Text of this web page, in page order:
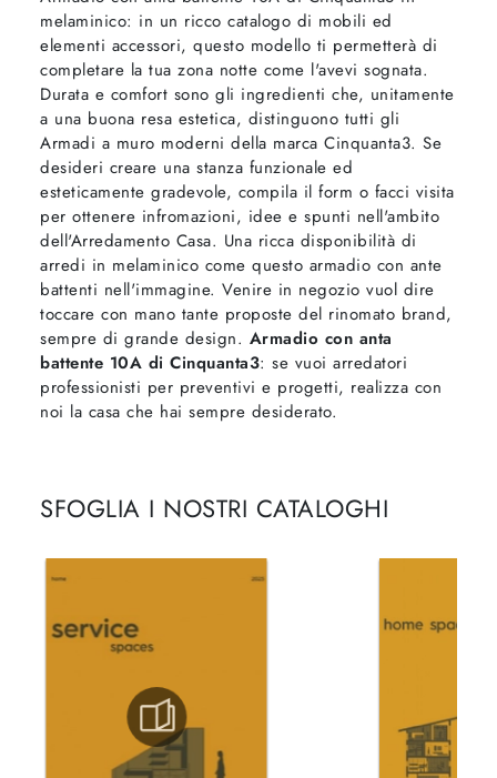
melaminico: in un ricco catalogo di mobili ed
elementi accessori, questo modello ti permetterà di
completare la tua zona notte come l'avevi sognata.
Durata e comfort sono gli ingredienti che, unitamente
a una buona resa estetica, distinguono tutti gli
Armadi a muro moderni della marca Cinquanta3. Se
desideri creare una stanza funzionale ed
esteticamente gradevole, compila il form o facci visita
per ottenere infromazioni, idee e spunti nell'ambito
dell'Arredamento Casa. Una ricca disponibilità di
arredi in melaminico come questo armadio con ante
battenti nell'immagine. Venire in negozio vuol dire
toccare con mano tante proposte del rinomato brand,
sempre di grande design. Armadio con anta
battente 10A di Cinquanta3: se vuoi arredatori
professionisti per preventivi e progetti, realizza con
noi la casa che hai sempre desiderato.
SFOGLIA I NOSTRI CATALOGHI